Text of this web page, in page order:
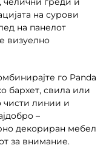
на сурови
на панелот
визуелно
го Panda
бархет, свила или
чисти линии и
–
декориран мебел
за внимание.